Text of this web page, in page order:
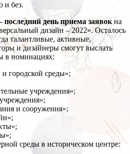
и без.
последний день приема заявокна
дизайн – 2022». Осталось
талантливые, активные,
и дизайнеры смогут выслать
в номинациях:
городской среды»;
учреждения»;
и сооружения»;
среды в историческом центре: